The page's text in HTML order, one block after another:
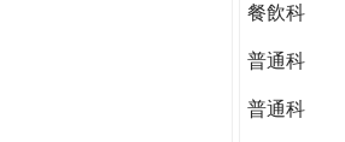
餐飲科
普通科
普通科